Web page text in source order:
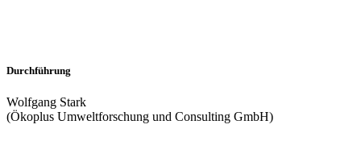
Durchführung
Wolfgang Stark
(Ökoplus Umweltforschung und Consulting GmbH)